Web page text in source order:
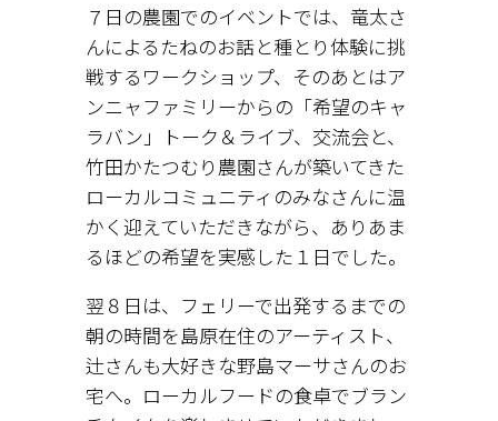
７日の農園でのイベントでは、竜太さ
んによるたねのお話と種とり体験に挑
戦するワークショップ、そのあとはア
ンニャファミリーからの「希望のキャ
ラバン」トーク＆ライブ、交流会と、
竹田かたつむり農園さんが築いてきた
ローカルコミュニティのみなさんに温
かく迎えていただきながら、ありあま
るほどの希望を実感した１日でした。
翌８日は、フェリーで出発するまでの
朝の時間を島原在住のアーティスト、
辻さんも大好きな野島マーサさんのお
宅へ。ローカルフードの食卓でブラン